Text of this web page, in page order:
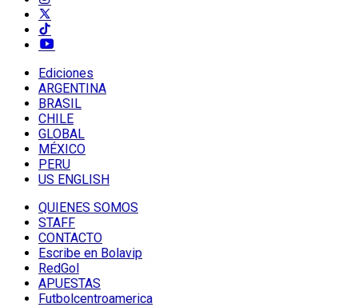
Ediciones
ARGENTINA
BRASIL
CHILE
GLOBAL
MÉXICO
PERU
US ENGLISH
QUIENES SOMOS
STAFF
CONTACTO
Escribe en Bolavip
RedGol
APUESTAS
Futbolcentroamerica